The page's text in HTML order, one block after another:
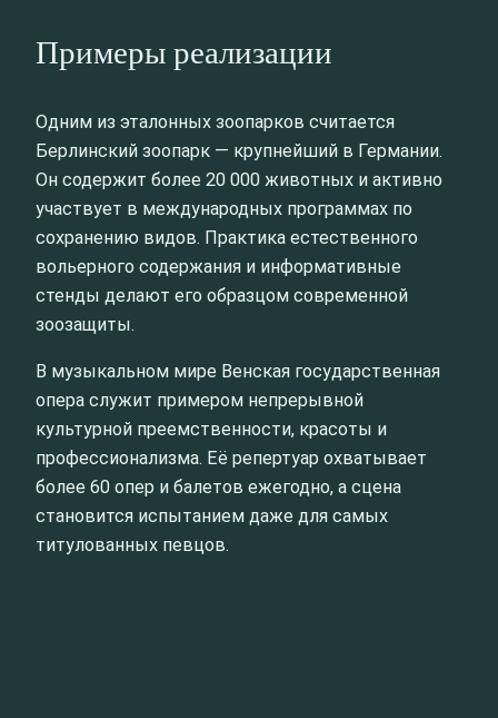
Примеры реализации
Одним из эталонных зоопарков считается
Берлинский зоопарк — крупнейший в Германии.
Он содержит более 20 000 животных и активно
участвует в международных программах по
сохранению видов. Практика естественного
вольерного содержания и информативные
стенды делают его образцом современной
зоозащиты.
В музыкальном мире Венская государственная
опера служит примером непрерывной
культурной преемственности, красоты и
профессионализма. Её репертуар охватывает
более 60 опер и балетов ежегодно, а сцена
становится испытанием даже для самых
титулованных певцов.